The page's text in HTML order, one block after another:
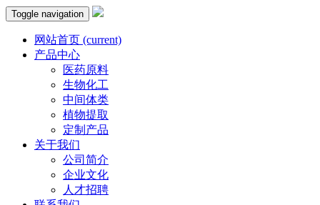
Toggle navigation
网站首页 (current)
产品中心
医药原料
生物化工
中间体类
植物提取
定制产品
关于我们
公司简介
企业文化
人才招聘